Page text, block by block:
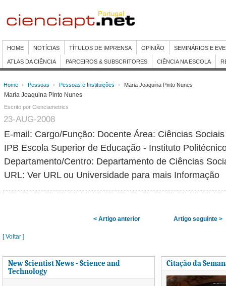
HOME NOTÍCIAS TÍTULOS DE IMPRENSA OPINIÃO SEMINÁRIOS E
ATLAS DA CIÊNCIA PARCEIROS & SUBSCRITORES CIÊNCIA NA ESCOLA
Home Pessoas Pessoas e Instituições Maria Joaquina Pinto Nunes
Maria Joaquina Pinto Nunes
Escrito por Cienciametrics
23-AUG-2008
E-mail: Cargo/Função: Docente Área: Ciências
IPB Escola Superior de Educação - Instituto
Departamento/Centro: Departamento de Ciências
URL: Ver URL ou Universidade para mais Informação
< Artigo anterior Artigo seguinte >
[ Voltar ]
New Scientist News - Science and
Technology
Citação da